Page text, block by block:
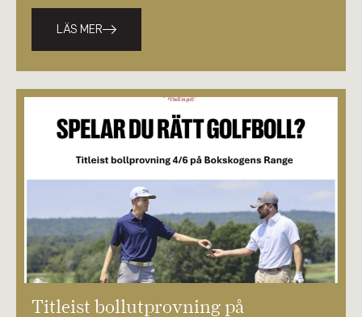
LÄS MER
Titleist bollutprovning på